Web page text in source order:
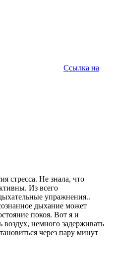
Ссылка на
стресса. Не знала, что
Из всего
упражнения..
дыхание может
покоя. Вот я и
воздух, немного задерживать
через пару минут